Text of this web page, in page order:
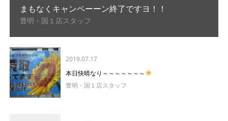
まもなくキャンペーーン終了ですヨ！！
豊明・国１店スタッフ
2019.07.17
本日快晴なり～～～～～～～
豊明・国１店スタッフ